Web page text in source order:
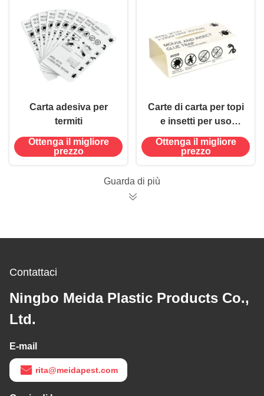
Carta adesiva per
termiti
Ottenga il migliore
prezzo
Carte di carta per topi
e insetti per uso
domestico riutilizzabili
Colla Trappo
Ottenga il migliore
prezzo
Guarda di più
Contattaci
Ningbo Meida Plastic Products Co.,
Ltd.
E-mail
rita@meidapest.com